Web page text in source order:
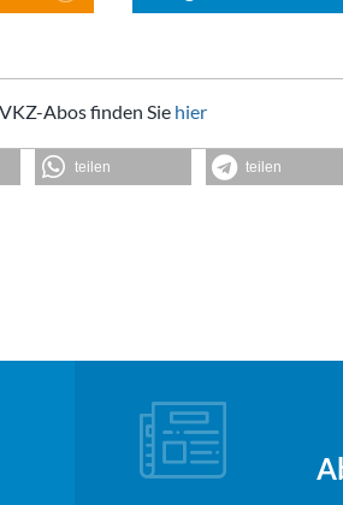
Abos finden Sie hier
teilen teilen